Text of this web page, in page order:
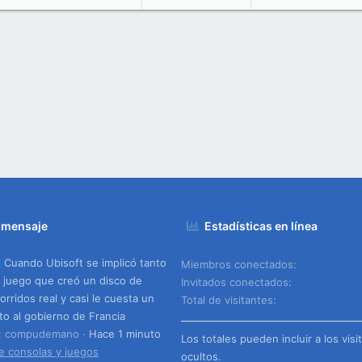
Cuando Ubisoft se implicó tanto
juego que creó un disco de
real y casi le cuesta un
al gobierno de Francia
compudemano
Hace 1 minuto
consolas y juegos
Estadísticas en línea
Miembros conectados
Invitados conectados
Total de visitantes
Los totales pueden incluir a los
ocultos.